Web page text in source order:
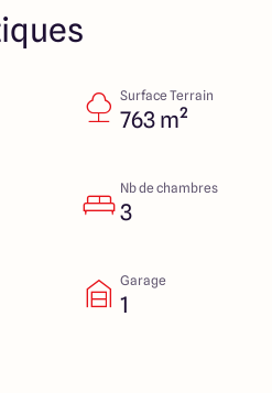
Surface Terrain
763 m²
Nb de chambres
3
Garage
1